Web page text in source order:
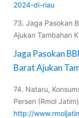
2024-di-riau
73. Jaga Pasokan
Ajukan Tambahan
Jaga Pasokan
Barat Ajukan
74. Nataru,
Persen (Rmol Jatim)
http://